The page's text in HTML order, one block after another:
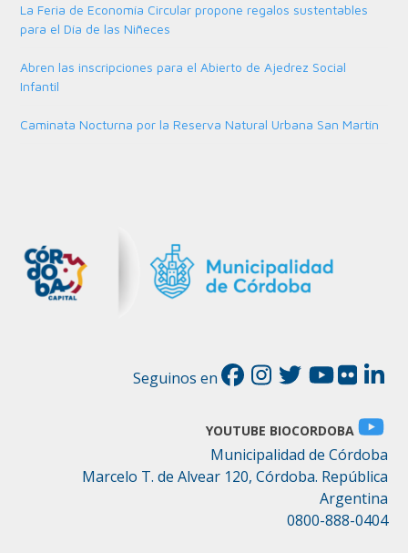
La Feria de Economía Circular propone regalos sustentables
para el Día de las Niñeces
Abren las inscripciones para el Abierto de Ajedrez Social
Infantil
Caminata Nocturna por la Reserva Natural Urbana San Martín
Seguinos en
YOUTUBE BIOCORDOBA
Municipalidad de Córdoba
Marcelo T. de Alvear 120, Córdoba. República
Argentina
0800-888-0404